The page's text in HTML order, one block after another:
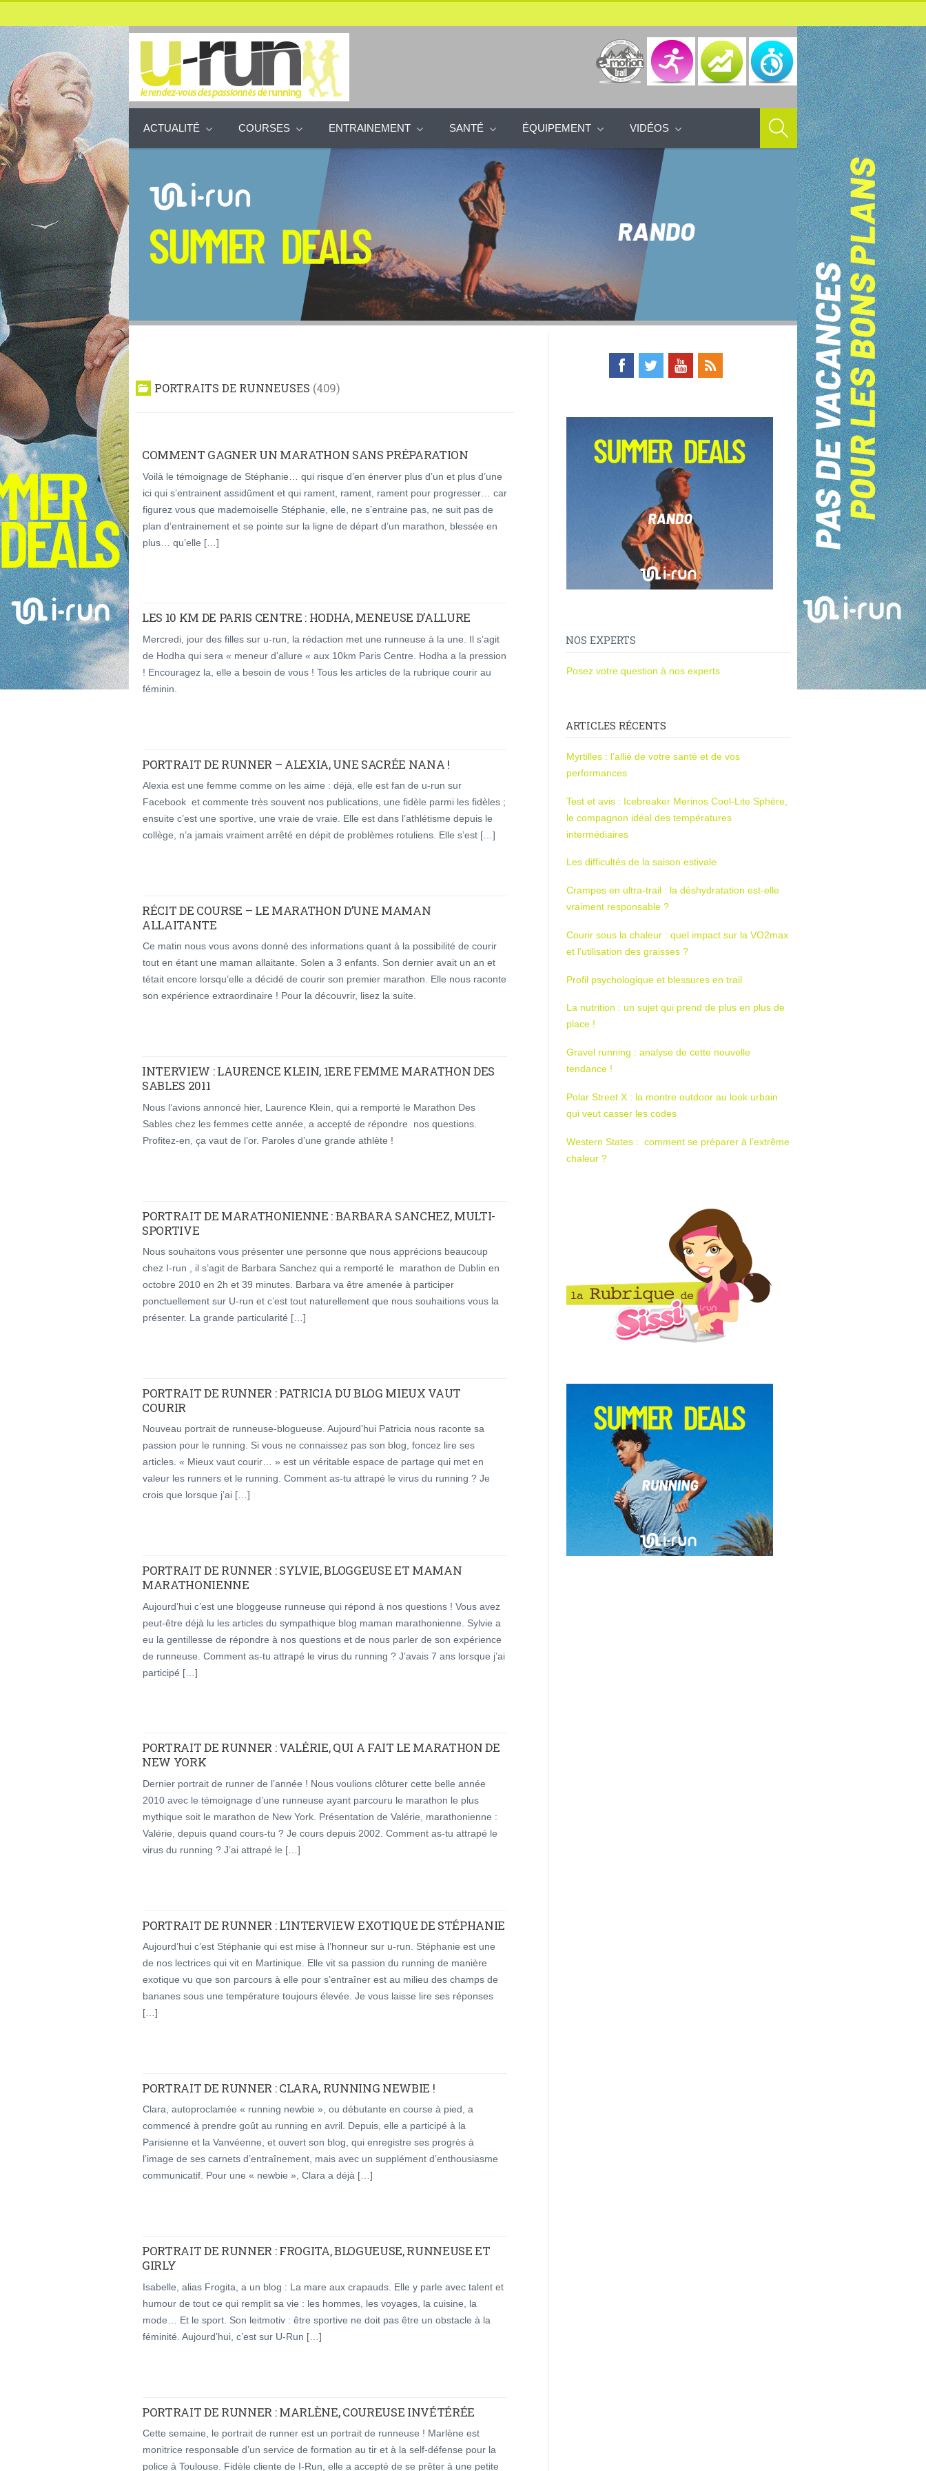
ACTUALITÉ COURSES ENTRAINEMENT SANTÉ ÉQUIPEMENT VIDÉOS
PORTRAITS DE RUNNEUSES 409
COMMENT GAGNER UN MARATHON SANS PRÉPARATION
Voilà le témoignage de Stéphanie… qui risque d’en énerver plus d’un et plus d’une
ici qui s’entrainent assidûment et qui rament, rament, rament pour progresser… car
figurez vous que mademoiselle Stéphanie, elle, ne s’entraine pas, ne suit pas de
plan d’entrainement et se pointe sur la ligne de départ d’un marathon, blessée en
plus… qu’elle […]
LES 10 KM DE PARIS CENTRE : HODHA, MENEUSE D’ALLURE
Mercredi, jour des filles sur u-run, la rédaction met une runneuse à la une. Il s’agit
de Hodha qui sera « meneur d’allure « aux 10km Paris Centre. Hodha a la pression
! Encouragez la, elle a besoin de vous ! Tous les articles de la rubrique courir au
féminin.
PORTRAIT DE RUNNER – ALEXIA, UNE SACRÉE NANA !
Alexia est une femme comme on les aime : déjà, elle est fan de u-run sur
Facebook et commente très souvent nos publications, une fidèle parmi les fidèles ;
ensuite c’est une sportive, une vraie de vraie. Elle est dans l’athlétisme depuis le
collège, n’a jamais vraiment arrêté en dépit de problèmes rotuliens. Elle s’est […]
RÉCIT DE COURSE – LE MARATHON D’UNE MAMAN
ALLAITANTE
Ce matin nous vous avons donné des informations quant à la possibilité de courir
tout en étant une maman allaitante. Solen a 3 enfants. Son dernier avait un an et
tétait encore lorsqu’elle a décidé de courir son premier marathon. Elle nous raconte
son expérience extraordinaire ! Pour la découvrir, lisez la suite.
INTERVIEW : LAURENCE KLEIN, 1ERE FEMME MARATHON DES
SABLES 2011
Nous l’avions annoncé hier, Laurence Klein, qui a remporté le Marathon Des
Sables chez les femmes cette année, a accepté de répondre nos questions.
Profitez-en, ça vaut de l’or. Paroles d’une grande athlète !
PORTRAIT DE MARATHONIENNE : BARBARA SANCHEZ, MULTI-
SPORTIVE
Nous souhaitons vous présenter une personne que nous apprécions beaucoup
chez I-run , il s’agit de Barbara Sanchez qui a remporté le marathon de Dublin en
octobre 2010 en 2h et 39 minutes. Barbara va être amenée à participer
ponctuellement sur U-run et c’est tout naturellement que nous souhaitions vous la
présenter. La grande particularité […]
PORTRAIT DE RUNNER : PATRICIA DU BLOG MIEUX VAUT
COURIR
Nouveau portrait de runneuse-blogueuse. Aujourd’hui Patricia nous raconte sa
passion pour le running. Si vous ne connaissez pas son blog, foncez lire ses
articles. « Mieux vaut courir… » est un véritable espace de partage qui met en
valeur les runners et le running. Comment as-tu attrapé le virus du running ? Je
crois que lorsque j’ai […]
PORTRAIT DE RUNNER : SYLVIE, BLOGGEUSE ET MAMAN
MARATHONIENNE
Aujourd’hui c’est une bloggeuse runneuse qui répond à nos questions ! Vous avez
peut-être déjà lu les articles du sympathique blog maman marathonienne. Sylvie a
eu la gentillesse de répondre à nos questions et de nous parler de son expérience
de runneuse. Comment as-tu attrapé le virus du running ? J’avais 7 ans lorsque j’ai
participé […]
PORTRAIT DE RUNNER : VALÉRIE, QUI A FAIT LE MARATHON DE
NEW YORK
Dernier portrait de runner de l’année ! Nous voulions clôturer cette belle année
2010 avec le témoignage d’une runneuse ayant parcouru le marathon le plus
mythique soit le marathon de New York. Présentation de Valérie, marathonienne :
Valérie, depuis quand cours-tu ? Je cours depuis 2002. Comment as-tu attrapé le
virus du running ? J’ai attrapé le […]
PORTRAIT DE RUNNER : L’INTERVIEW EXOTIQUE DE STÉPHANIE
Aujourd’hui c’est Stéphanie qui est mise à l’honneur sur u-run. Stéphanie est une
de nos lectrices qui vit en Martinique. Elle vit sa passion du running de manière
exotique vu que son parcours à elle pour s’entraîner est au milieu des champs de
bananes sous une température toujours élevée. Je vous laisse lire ses réponses
[…]
PORTRAIT DE RUNNER : CLARA, RUNNING NEWBIE !
Clara, autoproclamée « running newbie », ou débutante en course à pied, a
commencé à prendre goût au running en avril. Depuis, elle a participé à la
Parisienne et la Vanvéenne, et ouvert son blog, qui enregistre ses progrès à
l’image de ses carnets d’entraînement, mais avec un supplément d’enthousiasme
communicatif. Pour une « newbie », Clara a déjà […]
PORTRAIT DE RUNNER : FROGITA, BLOGUEUSE, RUNNEUSE ET
GIRLY
Isabelle, alias Frogita, a un blog : La mare aux crapauds. Elle y parle avec talent et
humour de tout ce qui remplit sa vie : les hommes, les voyages, la cuisine, la
mode… Et le sport. Son leitmotiv : être sportive ne doit pas être un obstacle à la
féminité. Aujourd’hui, c’est sur U-Run […]
PORTRAIT DE RUNNER : MARLÈNE, COUREUSE INVÉTÉRÉE
Cette semaine, le portrait de runner est un portrait de runneuse ! Marlène est
monitrice responsable d’un service de formation au tir et à la self-défense pour la
police à Toulouse. Fidèle cliente de I-Run, elle a accepté de se prêter à une petite
NOS EXPERTS
Posez votre question à nos experts
ARTICLES RÉCENTS
Myrtilles : l’allié de votre santé et de vos
performances
Test et avis : Icebreaker Merinos Cool-Lite Sphère,
le compagnon idéal des températures
intermédiaires
Les difficultés de la saison estivale
Crampes en ultra-trail : la déshydratation est-elle
vraiment responsable ?
Courir sous la chaleur : quel impact sur la VO2max
et l’utilisation des graisses ?
Profil psychologique et blessures en trail
La nutrition : un sujet qui prend de plus en plus de
place !
Gravel running : analyse de cette nouvelle
tendance !
Polar Street X : la montre outdoor au look urbain
qui veut casser les codes
Western States : comment se préparer à l’extrême
chaleur ?